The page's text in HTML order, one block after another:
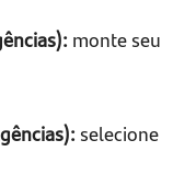
monte seu
selecione